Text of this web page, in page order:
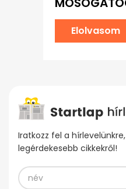
Elolvasom
Iratkozz fel a
legérdekesebb cikkekről!